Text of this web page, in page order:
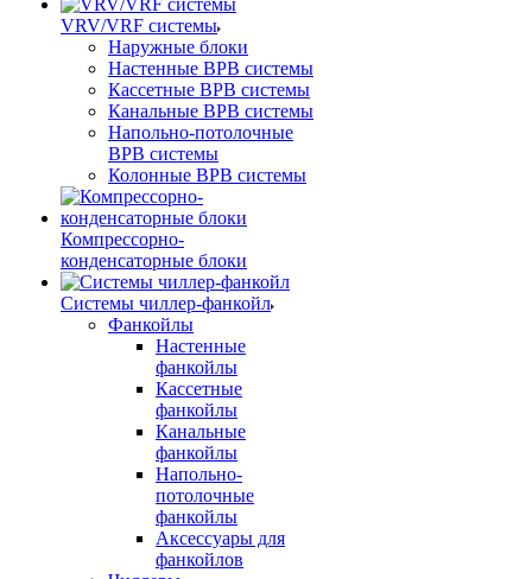
VRV/VRF системы
Наружные блоки
Настенные ВРВ системы
Кассетные ВРВ системы
Канальные ВРВ системы
Напольно-потолочные
ВРВ системы
Колонные ВРВ системы
Компрессорно-
конденсаторные блоки
Системы чиллер-фанкойл
Фанкойлы
Настенные
фанкойлы
Кассетные
фанкойлы
Канальные
фанкойлы
Напольно-
потолочные
фанкойлы
Аксессуары для
фанкойлов